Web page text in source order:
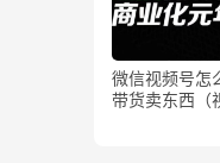
微信视频号怎
带货卖东西（